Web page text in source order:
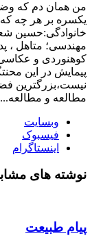
من همان دم که
یکسره بر هر چه
خانوادگی:حسین
مهندسی؛ متاهل ،
کوهنوردی و
پیمایش در این
نیست،بزرگترین
مطالعه و مطالعه...
وبسایت
فیسبوک
اینستاگرام
نوشته های
پیام طبیعت